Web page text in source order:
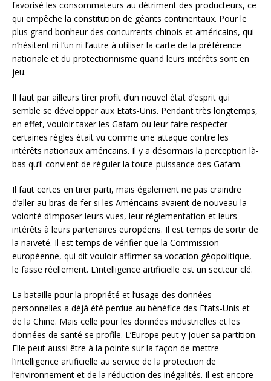
favorisé les consommateurs au détriment des producteurs, ce
qui empêche la constitution de géants continentaux. Pour le
plus grand bonheur des concurrents chinois et américains, qui
n’hésitent ni l’un ni l’autre à utiliser la carte de la préférence
nationale et du protectionnisme quand leurs intérêts sont en
jeu.
Il faut par ailleurs tirer profit d’un nouvel état d’esprit qui
semble se développer aux Etats-Unis. Pendant très longtemps,
en effet, vouloir taxer les Gafam ou leur faire respecter
certaines règles était vu comme une attaque contre les
intérêts nationaux américains. Il y a désormais la perception là-
bas qu’il convient de réguler la toute-puissance des Gafam.
Il faut certes en tirer parti, mais également ne pas craindre
d’aller au bras de fer si les Américains avaient de nouveau la
volonté d’imposer leurs vues, leur réglementation et leurs
intérêts à leurs partenaires européens. Il est temps de sortir de
la naïveté. Il est temps de vérifier que la Commission
européenne, qui dit vouloir affirmer sa vocation géopolitique,
le fasse réellement. L’intelligence artificielle est un secteur clé.
La bataille pour la propriété et l’usage des données
personnelles a déjà été perdue au bénéfice des Etats-Unis et
de la Chine. Mais celle pour les données industrielles et les
données de santé se profile. L’Europe peut y jouer sa partition.
Elle peut aussi être à la pointe sur la façon de mettre
l’intelligence artificielle au service de la protection de
l’environnement et de la réduction des inégalités. Il est encore